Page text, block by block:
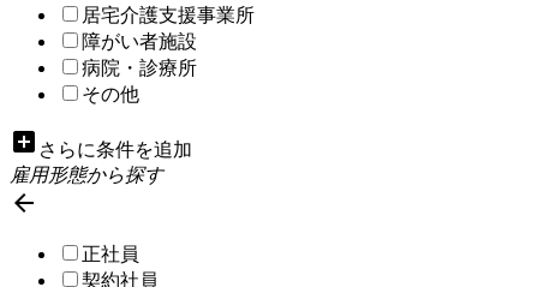
居宅介護支援事業所
障がい者施設
病院・診療所
その他
add_box さらに条件を追加
雇用形態から探す

正社員
契約社員